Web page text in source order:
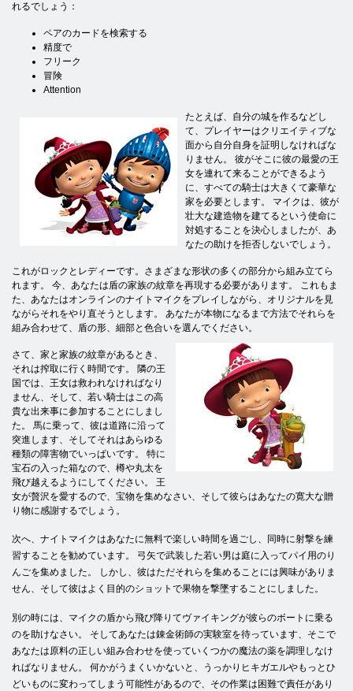
れるでしょう：
ペアのカードを検索する
精度で
フリーク
冒険
Attention
たとえば、自分の城を作るなどし
て、プレイヤーはクリエイティブな
面から自分自身を証明しなければな
りません。 彼がそこに彼の最愛の王
女を連れて来ることができるよう
に、すべての騎士は大きくて豪華な
家を必要とします。 マイクは、彼が
壮大な建造物を建てるという使命に
対処することを決心しましたが、あ
なたの助けを拒否しないでしょう。
これがロックとレディーです。さまざまな形状の多くの部分から組み立てら
れます。 今、あなたは盾の家族の紋章を再現する必要があります。 これもま
た、あなたはオンラインのナイトマイクをプレイしながら、オリジナルを見
ながらそれをやり直そうとします。 あなたが本物になるまで方法でそれらを
組み合わせて、盾の形、細部と色合いを選んでください。
さて、家と家族の紋章があるとき、
それは搾取に行く時間です。 隣の王
国では、王女は救われなければなり
ません、そして、若い騎士はこの高
貴な出来事に参加することにしまし
た。 馬に乗って、彼は道路に沿って
突進します、そしてそれはあらゆる
種類の障害物でいっぱいです。 特に
宝石の入った箱なので、樽や丸太を
飛び越えるようにしてください。 王
女が贅沢を愛するので、宝物を集めなさい、そして彼らはあなたの寛大な贈
り物に感謝するでしょう。
次へ、ナイトマイクはあなたに無料で楽しい時間を過ごし、同時に射撃を練
習することを勧めています。 弓矢で武装した若い男は庭に入ってパイ用のり
んごを集めました。 しかし、彼はただそれらを集めることには興味がありま
せん、そして彼はよく目的のショットで果物を撃墜することにしました。
別の時には、マイクの盾から飛び降りてヴァイキングが彼らのボートに乗る
のを助けなさい。 そしてあなたは錬金術師の実験室を待っています、そこで
あなたは原料の正しい組み合わせを使っていくつかの魔法の薬を調理しなけ
ればなりません。 何かがうまくいかないと、うっかりヒキガエルやもっとひ
どいものに変わってしまう可能性があるので、その作業は困難で責任があり